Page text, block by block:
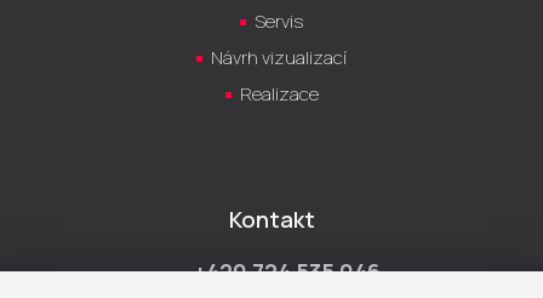
Servis
Návrh vizualizací
Realizace
Kontakt
+420 724 535 046